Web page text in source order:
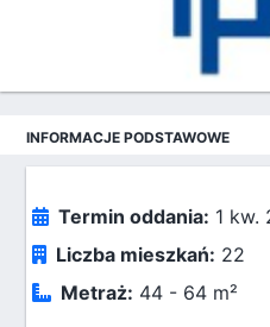
INFORMACJE PODSTAWOWE
Termin oddania: 1 kw.
Liczba mieszkań: 22
Metraż: 44 - 64 m²